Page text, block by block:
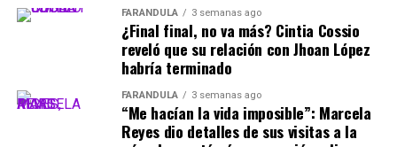
#westcol #colombia
♬ sonido original – Manu
Clips
FARÁNDULA 3 semanas ago
¿Final final, no va más? Cintia Cossio
reveló que su relación con Jhoan López
habría terminado
FARÁNDULA 3 semanas ago
“Me hacían la vida imposible”: Marcela
Reyes dio detalles de sus visitas a la